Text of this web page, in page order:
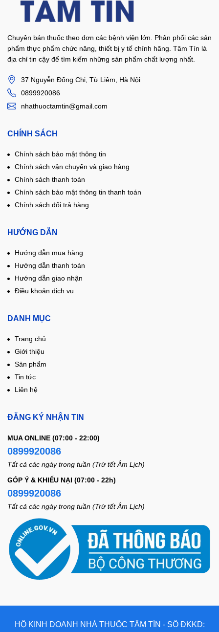
Chuyên bán thuốc theo đơn các bệnh viện lớn. Phân phối các sản
phẩm thực phẩm chức năng, thiết bị y tế chính hãng. Tâm Tín là
địa chỉ tin cậy để tìm kiếm những sản phẩm chất lượng nhất.
37 Nguyễn Đổng Chi, Từ Liêm, Hà Nội
0899920086
nhathuoctamtin@gmail.com
CHÍNH SÁCH
Chính sách bảo mật thông tin
Chính sách vận chuyển và giao hàng
Chính sách thanh toán
Chính sách bảo mật thông tin thanh toán
Chính sách đổi trả hàng
HƯỚNG DẪN
Hướng dẫn mua hàng
Hướng dẫn thanh toán
Hướng dẫn giao nhận
Điều khoản dịch vụ
DANH MỤC
Trang chủ
Giới thiệu
Sản phẩm
Tin tức
Liên hệ
ĐĂNG KÝ NHẬN TIN
MUA ONLINE (07:00 - 22:00)
0899920086
Tất cả các ngày trong tuần (Trừ tết Âm Lịch)
GÓP Ý & KHIẾU NẠI (07:00 - 22h)
0899920086
Tất cả các ngày trong tuần (Trừ tết Âm Lịch)
HỘ KINH DOANH NHÀ THUỐC TÂM TÍN - SỐ ĐKKD: